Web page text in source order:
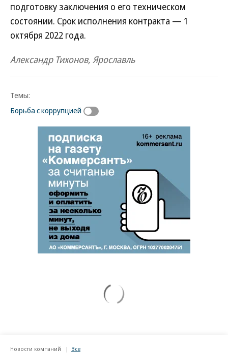
подготовку заключения о его техническом
состоянии. Срок исполнения контракта — 1
октября 2022 года.
Александр Тихонов, Ярославль
Темы:
Борьба с коррупцией
Новости компаний Все